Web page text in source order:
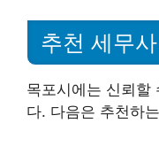
추천 세무
목포시에는 신뢰할
다. 다음은 추천하